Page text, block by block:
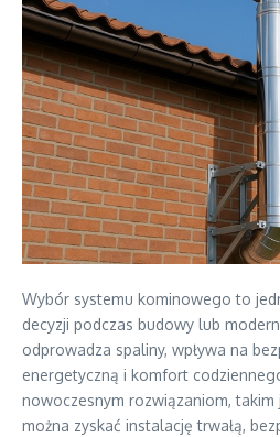
Wybór systemu kominowego to
decyzji podczas budowy lub
odprowadza spaliny, wpływa na
energetyczną i komfort
nowoczesnym rozwiązaniom, takim
można zyskać instalację trwałą,